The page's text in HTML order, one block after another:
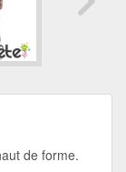
de forme.